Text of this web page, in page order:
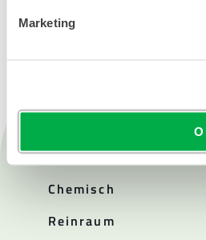
Marketing
Feuer
Chemisch
Reinraum